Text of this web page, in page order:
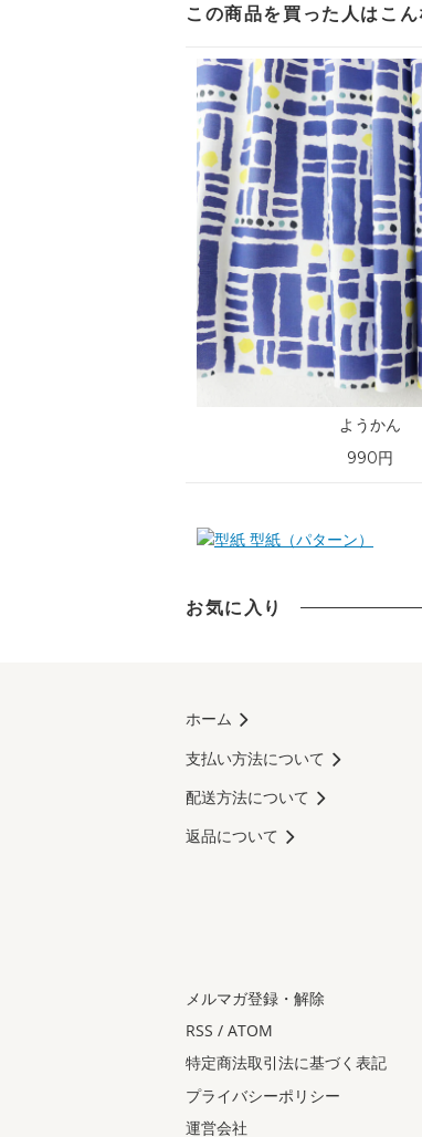
この商品を買った人はこ
ようかん
990円
型紙（パターン）
お気に入り
ホーム
支払い方法について
配送方法について
返品について
メルマガ登録・解除
RSS / ATOM
特定商法取引法に基づく表記
プライバシーポリシー
運営会社